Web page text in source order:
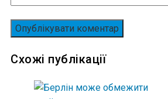
Схожі публікації